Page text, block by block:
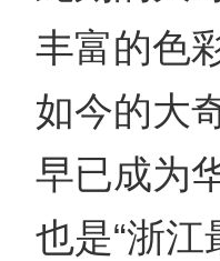
丰富的色
如今的大
早已成为
也是“浙江